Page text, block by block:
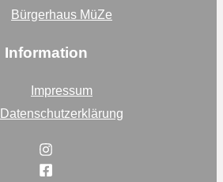
Bürgerhaus MüZe
Information
Impressum
Datenschutzerklärung